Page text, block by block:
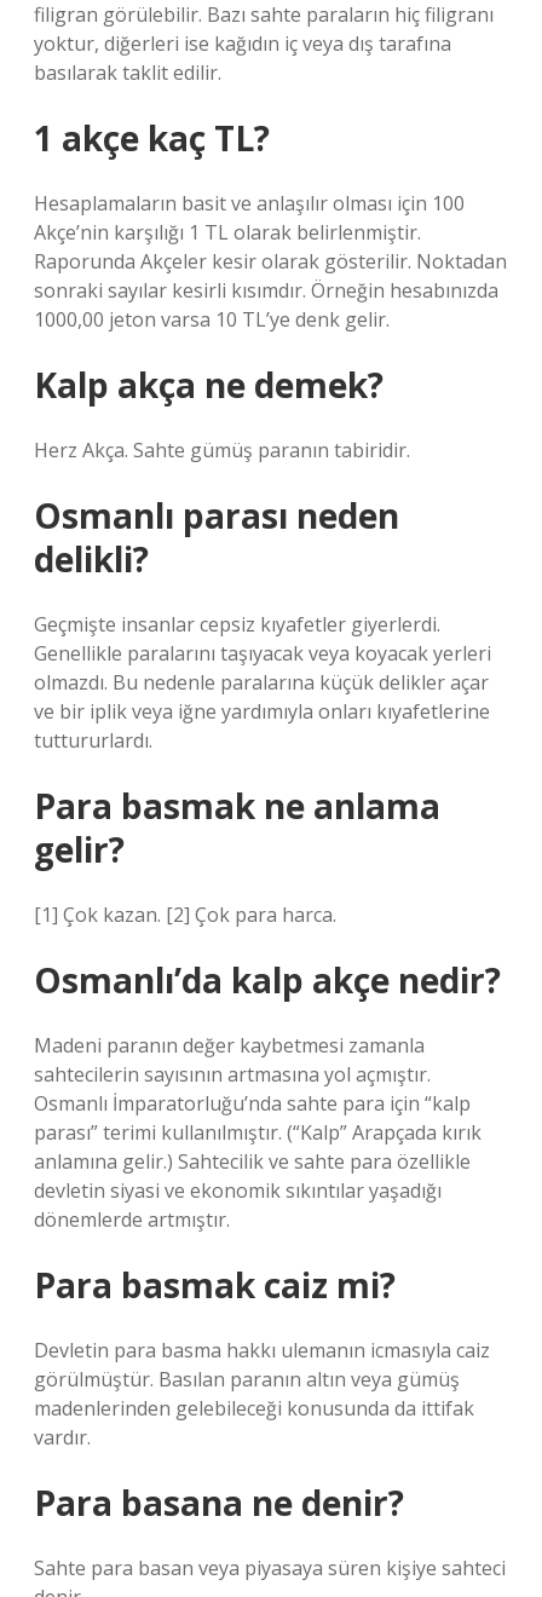
filigran görülebilir. Bazı sahte paraların hiç filigranı
yoktur, diğerleri ise kağıdın iç veya dış tarafına
basılarak taklit edilir.
1 akçe kaç TL?
Hesaplamaların basit ve anlaşılır olması için 100
Akçe’nin karşılığı 1 TL olarak belirlenmiştir.
Raporunda Akçeler kesir olarak gösterilir. Noktadan
sonraki sayılar kesirli kısımdır. Örneğin hesabınızda
1000,00 jeton varsa 10 TL’ye denk gelir.
Kalp akça ne demek?
Herz Akça. Sahte gümüş paranın tabiridir.
Osmanlı parası neden
delikli?
Geçmişte insanlar cepsiz kıyafetler giyerlerdi.
Genellikle paralarını taşıyacak veya koyacak yerleri
olmazdı. Bu nedenle paralarına küçük delikler açar
ve bir iplik veya iğne yardımıyla onları kıyafetlerine
tuttururlardı.
Para basmak ne anlama
gelir?
[1] Çok kazan. [2] Çok para harca.
Osmanlı’da kalp akçe nedir?
Madeni paranın değer kaybetmesi zamanla
sahtecilerin sayısının artmasına yol açmıştır.
Osmanlı İmparatorluğu’nda sahte para için “kalp
parası” terimi kullanılmıştır. (“Kalp” Arapçada kırık
anlamına gelir.) Sahtecilik ve sahte para özellikle
devletin siyasi ve ekonomik sıkıntılar yaşadığı
dönemlerde artmıştır.
Para basmak caiz mi?
Devletin para basma hakkı ulemanın icmasıyla caiz
görülmüştür. Basılan paranın altın veya gümüş
madenlerinden gelebileceği konusunda da ittifak
vardır.
Para basana ne denir?
Sahte para basan veya piyasaya süren kişiye sahteci